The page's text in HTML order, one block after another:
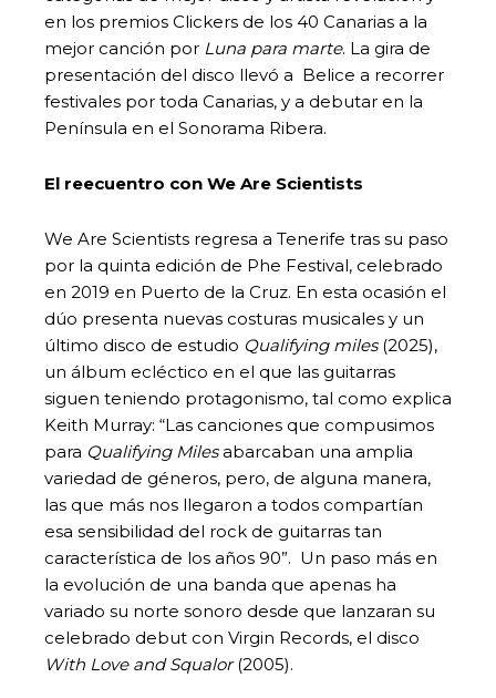
en los premios Clickers de los 40 Canarias a la
mejor canción por Luna para marte. La gira de
presentación del disco llevó a Belice a recorrer
festivales por toda Canarias, y a debutar en la
Península en el Sonorama Ribera.
El reecuentro con We Are Scientists
We Are Scientists regresa a Tenerife tras su paso
por la quinta edición de Phe Festival, celebrado
en 2019 en Puerto de la Cruz. En esta ocasión el
dúo presenta nuevas costuras musicales y un
último disco de estudio Qualifying miles(2025),
un álbum ecléctico en el que las guitarras
siguen teniendo protagonismo, tal como explica
Keith Murray: “Las canciones que compusimos
para Qualifying Milesabarcaban una amplia
variedad de géneros, pero, de alguna manera,
las que más nos llegaron a todos compartían
esa sensibilidad del rock de guitarras tan
característica de los años 90”. Un paso más en
la evolución de una banda que apenas ha
variado su norte sonoro desde que lanzaran su
celebrado debut con Virgin Records, el disco
With Love and Squalor(2005).